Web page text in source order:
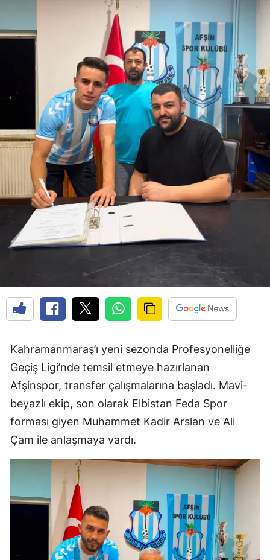
Kahramanmaraş’ı yeni sezonda Profesyonelliğe
Geçiş Ligi’nde temsil etmeye hazırlanan
Afşinspor, transfer çalışmalarına başladı. Mavi-
beyazlı ekip, son olarak Elbistan Feda Spor
forması giyen Muhammet Kadir Arslan ve Ali
Çam ile anlaşmaya vardı.